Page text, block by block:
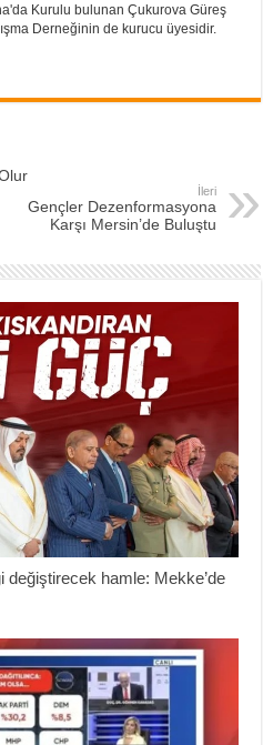
Kurulu bulunan Çukurova Güreş
Derneğinin de kurucu üyesidir.
İleri
Gençler Dezenformasyona
Karşı Mersin’de Buluştu
değiştirecek hamle: Mekke’de